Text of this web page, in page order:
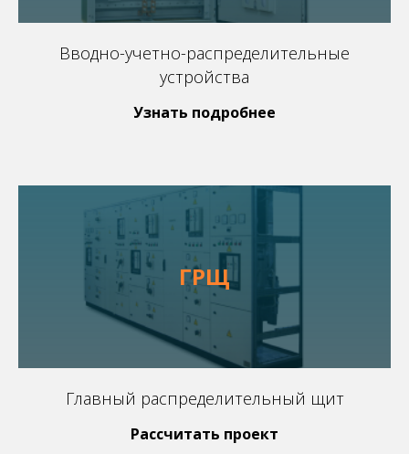
Вводно-учетно-распределительные
устройства
Узнать подробнее
ГРЩ
Главный распределительный щит
Рассчитать проект